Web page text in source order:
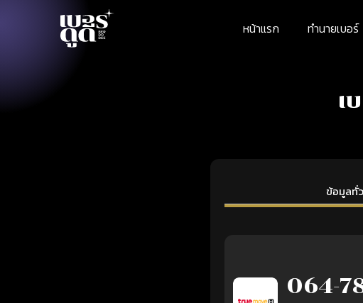
หน้าแรก ทำนายเบอร์
เ
ข้อมูลทั่
064-